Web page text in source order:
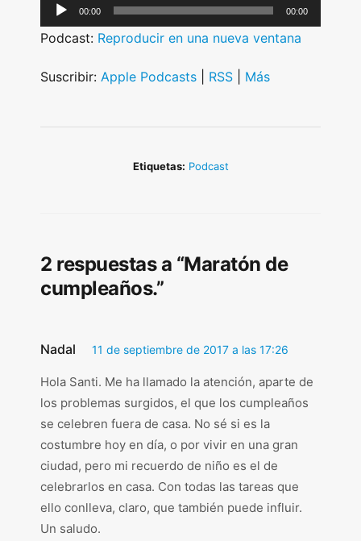
u
i
00:00 00:00
Podcast: Reproducir en una nueva ventana
Suscribir: Apple Podcasts RSS Más
Etiquetas: Podcast
2 respuestas a “Maratón de
cumpleaños.”
Nadal 11 de septiembre de 2017 a las 17:26
Hola Santi. Me ha llamado la atención, aparte de
los problemas surgidos, el que los cumpleaños
se celebren fuera de casa. No sé si es la
costumbre hoy en día, o por vivir en una gran
ciudad, pero mi recuerdo de niño es el de
celebrarlos en casa. Con todas las tareas que
ello conlleva, claro, que también puede influir.
Un saludo.